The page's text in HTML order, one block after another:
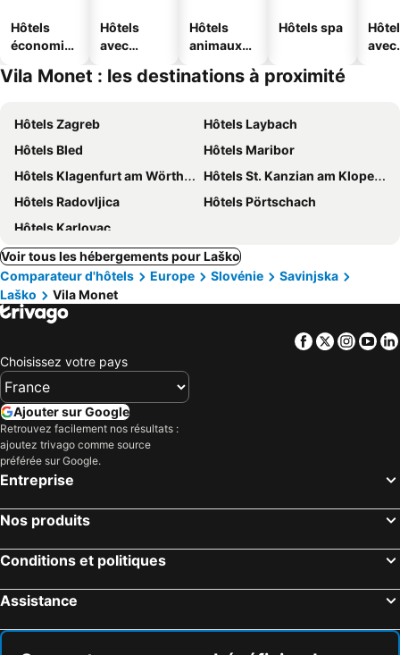
Hôtels
économiq
Hôtels
avec
Hôtels
animaux
Hôtels spa
avec
Vila Monet : les destinations à proximité
Hôtels Zagreb
Hôtels Laybach
Hôtels Bled
Hôtels Maribor
Hôtels Klagenfurt am Wörthersee
Hôtels St. Kanzian am Klopeiner See
Hôtels Radovljica
Hôtels Pörtschach
Hôtels Karlovac
Voir tous les hébergements pour Laško
Comparateur d'hôtels
Europe Slovénie
Savinjska
Laško
Vila Monet
Facebook
Twitter
Choisissez votre pays
Ajouter sur Google
Retrouvez facilement nos résultats :
ajoutez trivago comme source
préférée sur Google.
Entreprise
Nos produits
Conditions et politiques
Assistance